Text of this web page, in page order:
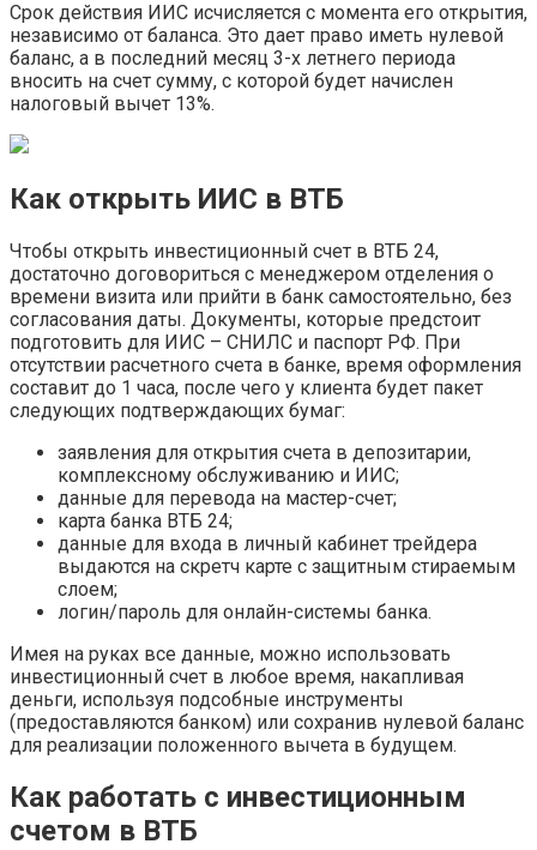
Срок действия ИИС исчисляется с момента его открытия,
независимо от баланса. Это дает право иметь нулевой
баланс, а в последний месяц 3-х летнего периода
вносить на счет сумму, с которой будет начислен
налоговый вычет 13%.
Как открыть ИИС в ВТБ
Чтобы открыть инвестиционный счет в ВТБ 24,
достаточно договориться с менеджером отделения о
времени визита или прийти в банк самостоятельно, без
согласования даты. Документы, которые предстоит
подготовить для ИИС – СНИЛС и паспорт РФ. При
отсутствии расчетного счета в банке, время оформления
составит до 1 часа, после чего у клиента будет пакет
следующих подтверждающих бумаг:
заявления для открытия счета в депозитарии,
комплексному обслуживанию и ИИС;
данные для перевода на мастер-счет;
карта банка ВТБ 24;
данные для входа в личный кабинет трейдера
выдаются на скретч карте с защитным стираемым
слоем;
логин/пароль для онлайн-системы банка.
Имея на руках все данные, можно использовать
инвестиционный счет в любое время, накапливая
деньги, используя подсобные инструменты
(предоставляются банком) или сохранив нулевой баланс
для реализации положенного вычета в будущем.
Как работать с инвестиционным
счетом в ВТБ